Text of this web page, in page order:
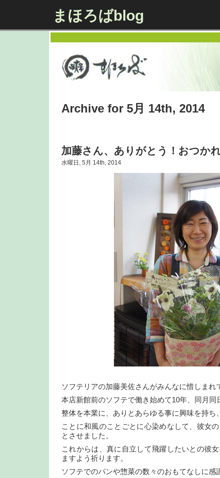
まほろばblog
Archive for 5月 14th, 2014
加藤さん、ありがとう！おつか
水曜日, 5月 14th, 2014
ソフテリアの加藤美佐さんがみんなに惜しまれ
本店新館前のソフテで働き始めて10年、同月同
整体を本業に、ありとあらゆる事に興味を持ち
ことに和風のことごとに心染めなして、彼女
とさせました。
これからは、真に自立して飛躍したいとの彼
ますよう祈ります。
ソフテでのパンや惣菜の数々のおもてなしに感